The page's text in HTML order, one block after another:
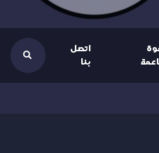
اتصل
بنا